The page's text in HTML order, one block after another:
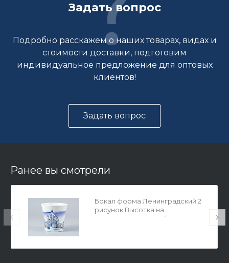
Задать вопрос
Подробно расскажем о наших товарах, видах и
стоимости доставки, подготовим
индивидуальное предложение для оптовых
клиентов!
Задать вопрос
Ранее вы смотрели
Бокал форма Ленинградский 2
рисунок Высотка на
Котельнической наб. арт.